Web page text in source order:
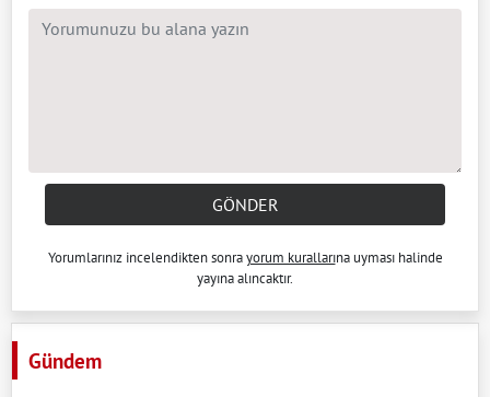
GÖNDER
Yorumlarınız incelendikten sonrayorum kurallarına uyması halinde
yayına alıncaktır.
Gündem